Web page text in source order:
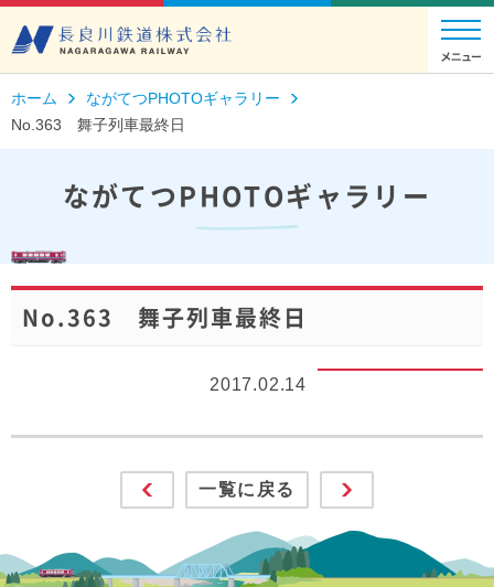
ホーム
ながてつPHOTOギャラリー
No.363 舞子列車最終日
ながてつPHOTOギャラリー
No.363 舞子列車最終日
2017.02.14
一覧に戻る